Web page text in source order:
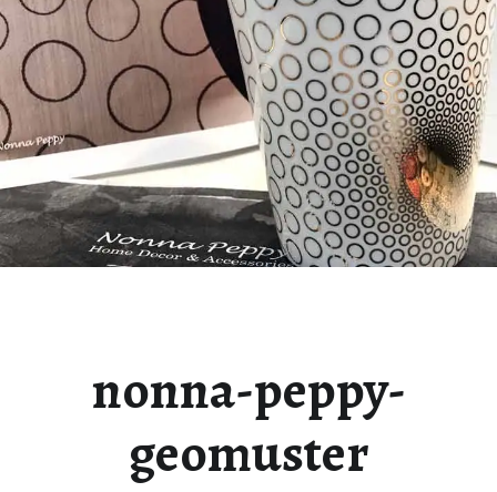
nonna-peppy-
geomuster